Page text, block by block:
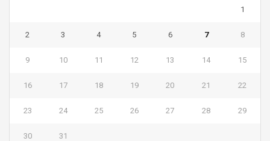
1
2 3 4 5 6 7 8
9 10 11 12 13 14 15
16 17 18 19 20 21 22
23 24 25 26 27 28 29
30 31